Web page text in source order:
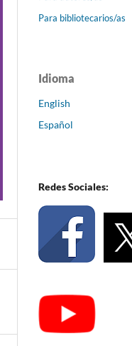
Para bibliotecarios/as
Idioma
English
Español
Redes Sociales: